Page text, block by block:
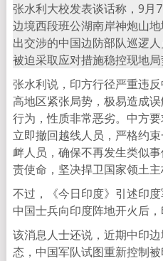
张水利大校发表谈话称，9月
边境西段班公湖南岸神炮山
出交涉的中国边防部队巡逻
被迫采取应对措施稳控现地局
张水利说，印方行径严重违
高地区紧张局势，极易造成
行为，性质非常恶劣。中方
立即撤回越线人员，严格约
衅人员，确保不再发生类似
责使命，坚决捍卫国家领土主
不过，《今日印度》引述印
中国士兵向印度阵地开火后，
该消息人士还说，近期中印
态，中国军队试图重新控制被